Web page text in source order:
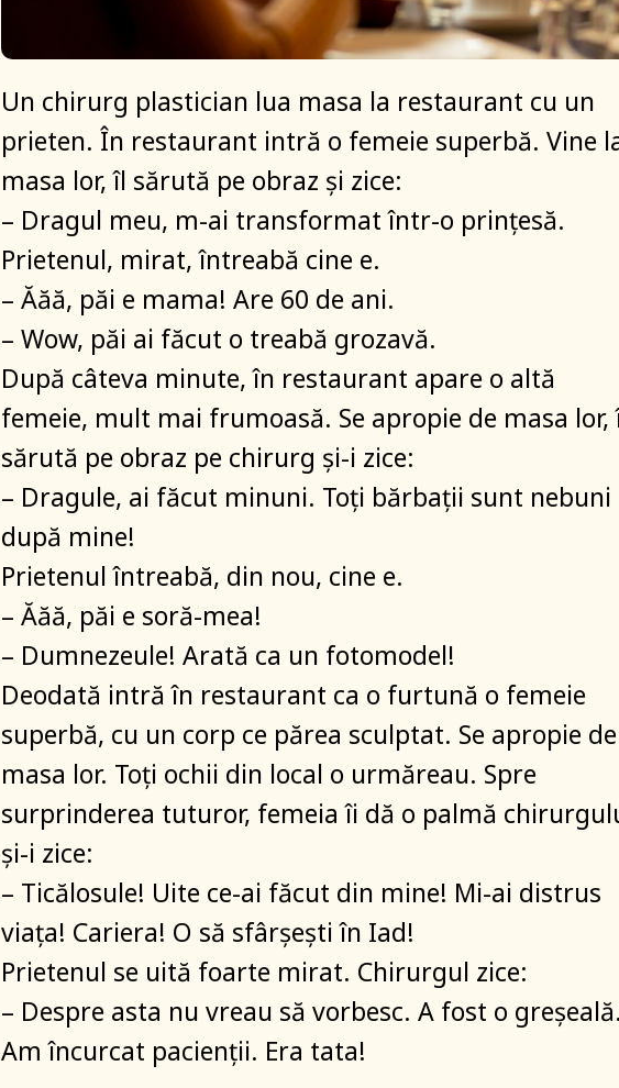
Un chirurg plastician lua masa la restaurant cu un
prieten. În restaurant intră o femeie superbă. Vine
masa lor, îl sărută pe obraz și zice:
– Dragul meu, m-ai transformat într-o prințesă.
Prietenul, mirat, întreabă cine e.
– Ăăă, păi e mama! Are 60 de ani.
– Wow, păi ai făcut o treabă grozavă.
După câteva minute, în restaurant apare o altă
femeie, mult mai frumoasă. Se apropie de masa lor,
sărută pe obraz pe chirurg și-i zice:
– Dragule, ai făcut minuni. Toți bărbații sunt nebuni
după mine!
Prietenul întreabă, din nou, cine e.
– Ăăă, păi e soră-mea!
– Dumnezeule! Arată ca un fotomodel!
Deodată intră în restaurant ca o furtună o femeie
superbă, cu un corp ce părea sculptat. Se apropie de
masa lor. Toți ochii din local o urmăreau. Spre
surprinderea tuturor, femeia îi dă o palmă
și-i zice:
– Ticălosule! Uite ce-ai făcut din mine! Mi-ai distrus
viața! Cariera! O să sfârșești în Iad!
Prietenul se uită foarte mirat. Chirurgul zice:
– Despre asta nu vreau să vorbesc. A fost o
Am încurcat pacienții. Era tata!